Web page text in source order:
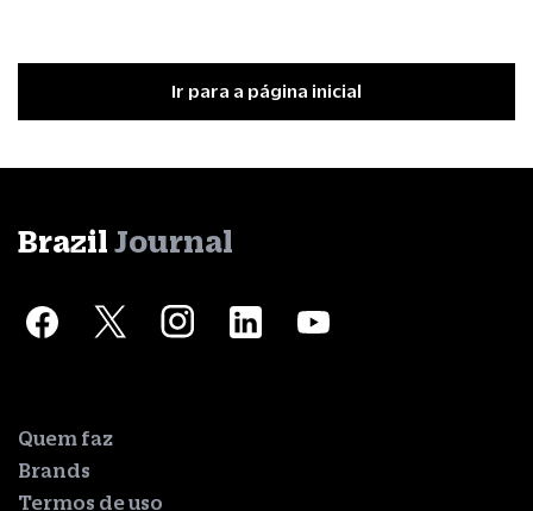
Ir para a página inicial
Brazil Journal
Quem faz
Brands
Termos de uso